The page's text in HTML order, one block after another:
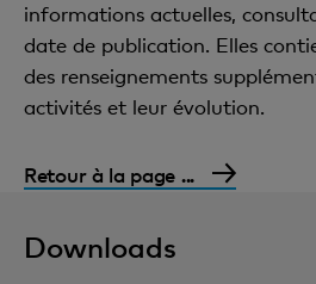
informations actuelles,
date de publication. Elles
des renseignements
activités et leur évolution.
Retour à la page ...
Downloads